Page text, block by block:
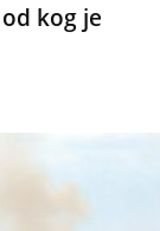
kog je